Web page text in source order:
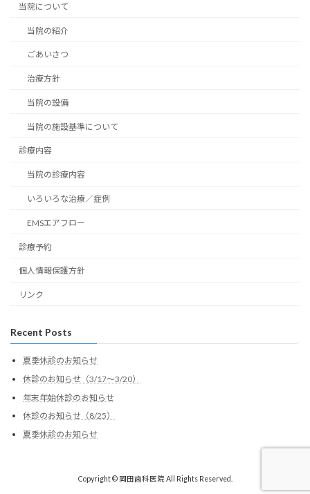
当院について
当院の紹介
ごあいさつ
治療方針
当院の設備
当院の施設基準について
診療内容
当院の診療内容
いろいろな治療／症例
EMSエアフロー
診療予約
個人情報保護方針
リンク
Recent Posts
夏季休診のお知らせ
休診のお知らせ（3/17～3/20）
年末年始休診のお知らせ
休診のお知らせ（8/25）
夏季休診のお知らせ
Copyright © 岡田歯科医院 All Rights Reserved.